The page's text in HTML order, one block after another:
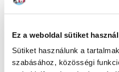
Ez a weboldal sütiket használ
Sütiket használunk a
szabásához, közösségi
MAGASSÁG (CM):
Javasolt felhasználás
TOVÁBBI FUNKCIÓK: Fekhely, játék